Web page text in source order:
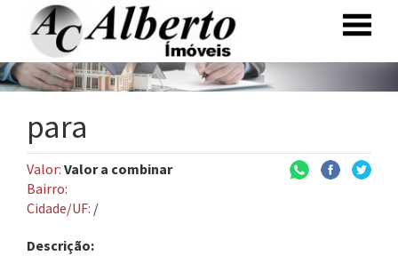
para
Valor: Valor a combinar
Bairro:
Cidade/UF: /
Descrição: